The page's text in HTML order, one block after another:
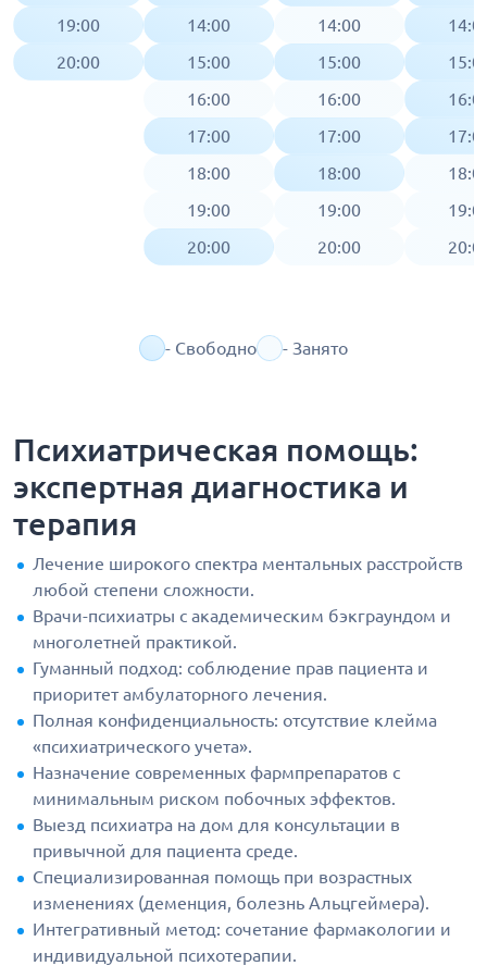
19:00
20:00
14:00
15:00
16:00
17:00
18:00
19:00
20:00
14:00
15:00
16:00
17:00
18:00
19:00
20:00
- Свободно - Занято
Психиатрическая помощь:
экспертная диагностика и
терапия
Лечение широкого спектра ментальных расстройств
любой степени сложности.
Врачи-психиатры с академическим бэкграундом и
многолетней практикой.
Гуманный подход: соблюдение прав пациента и
приоритет амбулаторного лечения.
Полная конфиденциальность: отсутствие клейма
«психиатрического учета».
Назначение современных фармпрепаратов с
минимальным риском побочных эффектов.
Выезд психиатра на дом для консультации в
привычной для пациента среде.
Специализированная помощь при возрастных
изменениях (деменция, болезнь Альцгеймера).
Интегративный метод: сочетание фармакологии и
индивидуальной психотерапии.